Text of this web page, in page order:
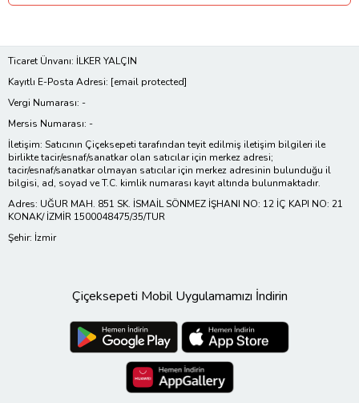
Ticaret Ünvanı: İLKER YALÇIN
Kayıtlı E-Posta Adresi: [email protected]
Vergi Numarası: -
Mersis Numarası: -
İletişim: Satıcının Çiçeksepeti tarafından teyit edilmiş iletişim bilgileri ile
birlikte tacir/esnaf/sanatkar olan satıcılar için merkez adresi;
tacir/esnaf/sanatkar olmayan satıcılar için merkez adresinin bulunduğu il
bilgisi, ad, soyad ve T.C. kimlik numarası kayıt altında bulunmaktadır.
Adres: UĞUR MAH. 851 SK. İSMAİL SÖNMEZ İŞHANI NO: 12 İÇ KAPI NO: 21
KONAK/ İZMİR 1500048475/35/TUR
Şehir: İzmir
Çiçeksepeti Mobil Uygulamamızı İndirin